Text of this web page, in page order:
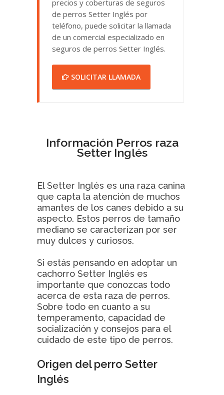
precios y coberturas de seguros
de perros Setter Inglés por
teléfono, puede solicitar la llamada
de un comercial especializado en
seguros de perros Setter Inglés.
SOLICITAR LLAMADA
Información Perros raza
Setter Inglés
El Setter Inglés es una raza canina
que capta la atención de muchos
amantes de los canes debido a su
aspecto. Estos perros de tamaño
mediano se caracterizan por ser
muy dulces y curiosos.
Si estás pensando en adoptar un
cachorro Setter Inglés es
importante que conozcas todo
acerca de esta raza de perros.
Sobre todo en cuanto a su
temperamento, capacidad de
socialización y consejos para el
cuidado de este tipo de perros.
Origen del perro Setter
Inglés